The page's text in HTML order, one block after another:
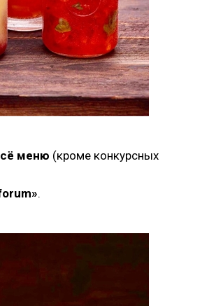
меню (кроме конкурсных
.